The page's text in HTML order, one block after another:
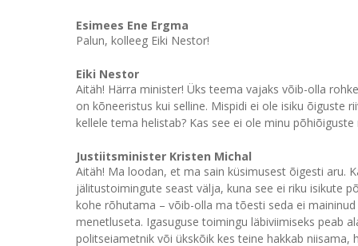
Esimees Ene Ergma
Palun, kolleeg Eiki Nestor!
Eiki Nestor
Aitäh! Härra minister! Üks teema vajaks võib-olla
on kõneeristus kui selline. Mispidi ei ole isiku õiguste
kellele tema helistab? Kas see ei ole minu
Justiitsminister Kristen Michal
Aitäh! Ma loodan, et ma sain küsimusest õigesti aru.
jälitustoimingute seast välja, kuna see ei riku isikute
kohe rõhutama – võib-olla ma tõesti seda ei
menetluseta. Igasuguse toimingu läbiviimiseks peab
politseiametnik või ükskõik kes teine hakkab